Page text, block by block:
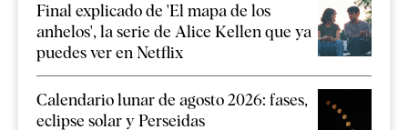
Final explicado de 'El mapa de los
anhelos', la serie de Alice Kellen que ya
puedes ver en Netflix
Calendario lunar de agosto 2026: fases,
eclipse solar y Perseidas